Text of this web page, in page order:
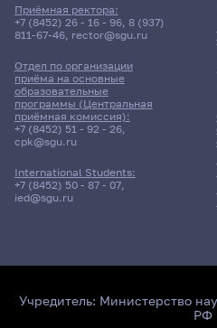
Приёмная ректора:
+7 (8452) 26 - 16 - 96, 8 (937)
811-67-46, rector@sgu.ru
Отдел по организации
приёма на основные
образовательные
программы (Центральная
приёмная комиссия):
+7 (8452) 51 - 92 - 26,
cpk@sgu.ru
International Students:
+7 (8452) 50 - 87 - 07,
ied@sgu.ru
Учредитель: Министерство
РФ